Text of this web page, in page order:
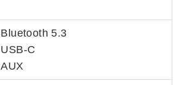
Bluetooth 5.3
USB-C
AUX